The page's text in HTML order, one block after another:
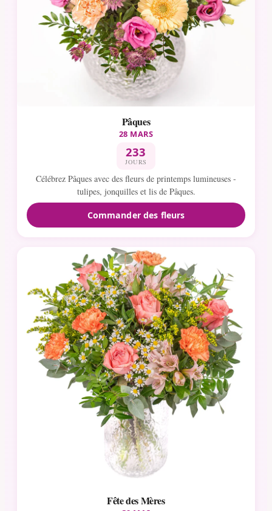
Pâques
28 MARS
233
JOURS
Célébrez Pâques avec des fleurs de printemps lumineuses -
tulipes, jonquilles et lis de Pâques.
Commander des fleurs
Fête des Mères